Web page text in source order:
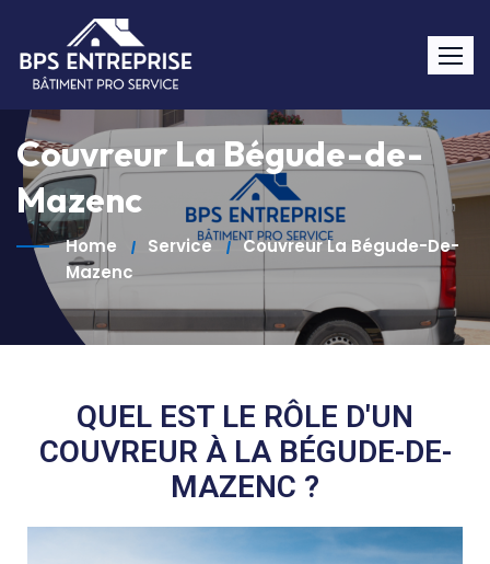
Couvreur La Bégude-de-
Mazenc
Home Service
Couvreur La Bégude-De-
Mazenc
QUEL EST LE RÔLE D'UN
COUVREUR À LA BÉGUDE-DE-
MAZENC ?